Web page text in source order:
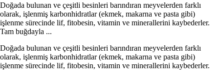
Doğada bulunan ve çeşitli besinleri barındıran meyvelerden farklı
olarak, işlenmiş karbonhidratlar (ekmek, makarna ve pasta gibi)
işlenme sürecinde lif, fitobesin, vitamin ve mine­rallerini kaybederler.
Tam buğdayla ...
Doğada bulunan ve çeşitli besinleri barındıran meyvelerden farklı
olarak, işlenmiş karbonhidratlar (ekmek, makarna ve pasta gibi)
işlenme sürecinde lif, fitobesin, vitamin ve mine­rallerini kaybederler.